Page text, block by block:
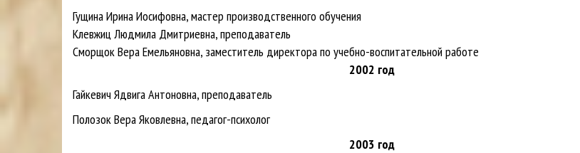
Гущина Ирина Иосифовна, мастер производственного обучения
Клевжиц Людмила Дмитриевна, преподаватель
Сморщок Вера Емельяновна, заместитель директора по учебно-воспитательной работе
2002 год
Гайкевич Ядвига Антоновна, преподаватель
Полозок Вера Яковлевна, педагог-психолог
2003 год